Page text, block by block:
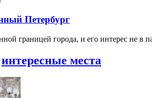
Петербург
границей города, и его интерес не в
интересные места